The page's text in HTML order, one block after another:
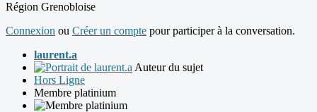
Région Grenobloise
Connexion ou Créer un compte pour participer à la conversation.
laurent.a
Auteur du sujet
Hors Ligne
Membre platinium